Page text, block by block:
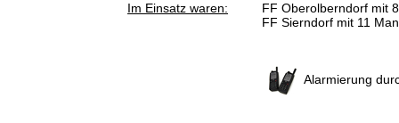
Im Einsatz waren:
FF Oberolberndorf mit
FF Sierndorf mit 11
Alarmierung